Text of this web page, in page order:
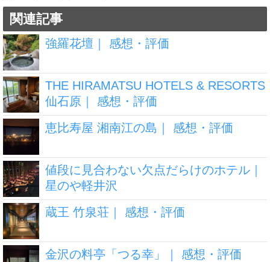
関連記事
強羅花壇｜ 感想・評価
THE HIRAMATSU HOTELS & RESORTS
仙石原｜ 感想・評価
恵比寿屋 湘南江の島｜ 感想・評価
値段に見合わない欠点だらけのホテル｜
星のや軽井沢
蔵王 竹泉荘｜ 感想・評価
金沢の料亭「つる幸」｜ 感想・評価